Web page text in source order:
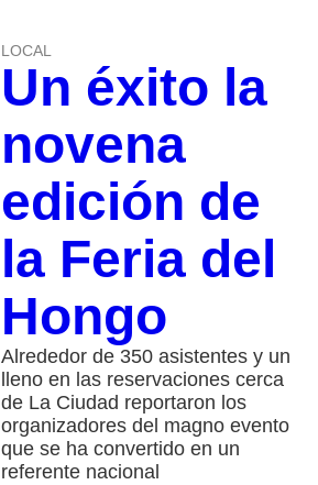
LOCAL
Un éxito la
novena
edición de
la Feria del
Hongo
Alrededor de 350 asistentes y un
lleno en las reservaciones cerca
de La Ciudad reportaron los
organizadores del magno evento
que se ha convertido en un
referente nacional